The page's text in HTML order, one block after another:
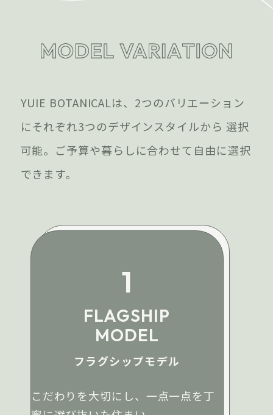
YUIE BOTANICALは、2つのバリエーション
にそれぞれ3つのデザインスタイルから 選択
可能。ご予算や暮らしに合わせて自由に選択
できます。
1
FLAGSHIP
MODEL
フラグシップモデル
こだわりを大切にし、一点一点を丁